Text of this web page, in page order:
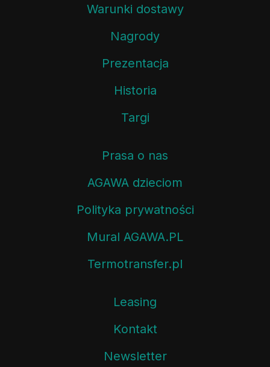
Warunki dostawy
Nagrody
Prezentacja
Historia
Targi
Prasa o nas
AGAWA dzieciom
Polityka prywatności
Mural AGAWA.PL
Termotransfer.pl
Leasing
Kontakt
Newsletter